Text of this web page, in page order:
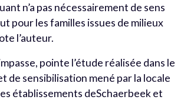
n’a pas nécessairement de sens
pour les familles issues de milieux
l’auteur.
pointe l’étude réalisée dans le
de sensibilisation mené par la locale
établissements deSchaerbeek et